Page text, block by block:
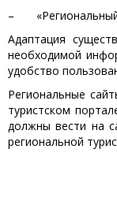
–
Адаптация
необходимой
удобство
Региональные
туристском
должны вести на
региональной